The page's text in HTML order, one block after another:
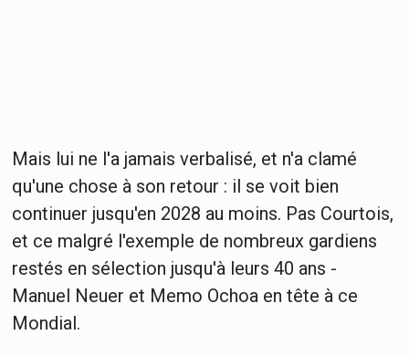
Mais lui ne l'a jamais verbalisé, et n'a clamé
qu'une chose à son retour : il se voit bien
continuer jusqu'en 2028 au moins. Pas Courtois,
et ce malgré l'exemple de nombreux gardiens
restés en sélection jusqu'à leurs 40 ans -
Manuel Neuer et Memo Ochoa en tête à ce
Mondial.